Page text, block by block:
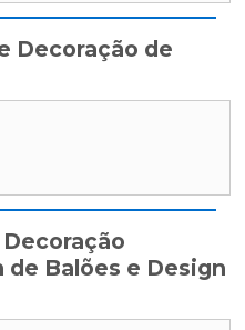
Decoração de
de Balões e Design